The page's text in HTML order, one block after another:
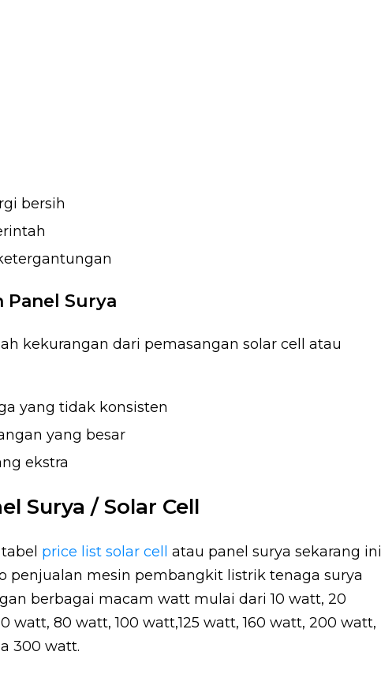
bersih
Panel Surya
kekurangan dari pemasangan solar cell atau
yang tidak konsisten
yang besar
ekstra
Surya / Solar Cell
price list solar cell
atau panel surya sekarang ini
penjualan mesin pembangkit listrik tenaga surya
berbagai macam watt mulai dari 10 watt, 20
watt, 80 watt, 100 watt,125 watt, 160 watt, 200 watt,
300 watt.